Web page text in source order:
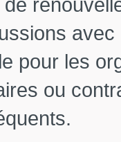
pour les
ou